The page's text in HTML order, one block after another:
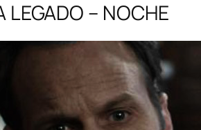
LEGADO – NOCHE